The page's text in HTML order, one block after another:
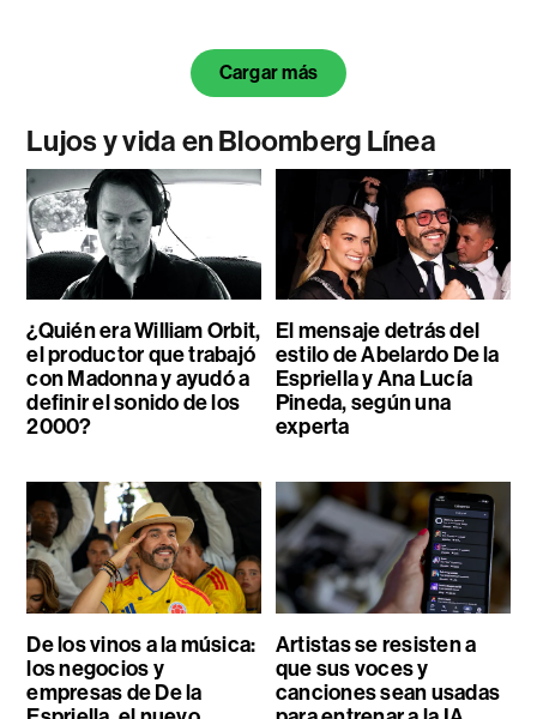
Cargar más
Lujos y vida en Bloomberg Línea
¿Quién era William Orbit,
el productor que trabajó
con Madonna y ayudó a
definir el sonido de los
2000?
El mensaje detrás del
estilo de Abelardo De la
Espriella y Ana Lucía
Pineda, según una
experta
De los vinos a la música:
los negocios y
empresas de De la
Artistas se resisten a
que sus voces y
canciones sean usadas